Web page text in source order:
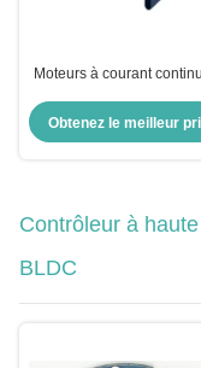
Moteurs à courant
Obtenez le meilleur
Contrôleur à
BLDC